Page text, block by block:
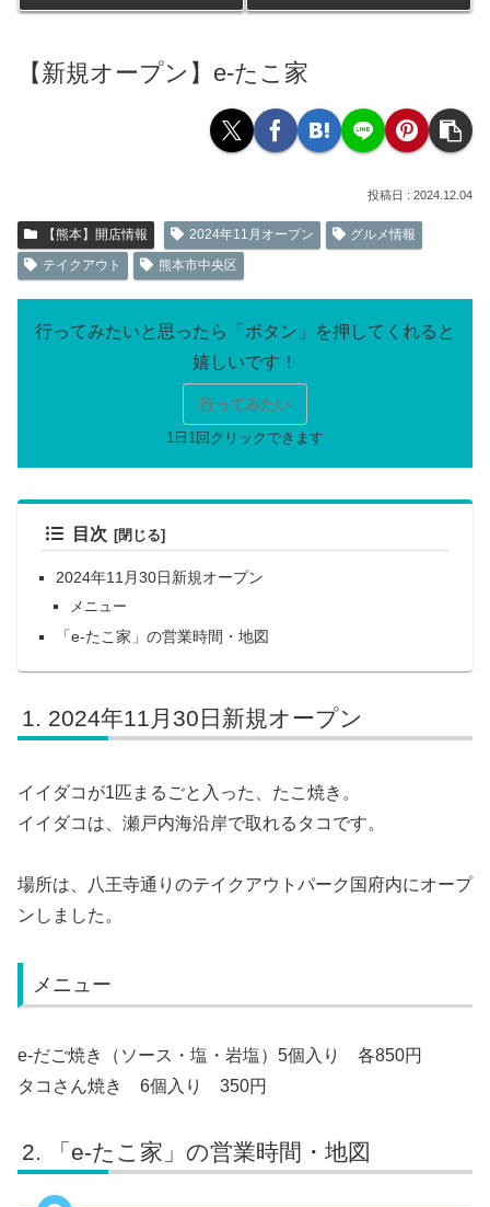
【新規オープン】e-たこ家
2024.12.04
【熊本】開店情報 2024年11月オープン
グルメ情報
テイクアウト
熊本市中央区
行ってみたい
目次
2024年11月30日新規オープン
メニュー
「e-たこ家」の営業時間・地図
2024年11月30日新規オープン
イイダコが1匹まるごと入った、たこ焼き。
イイダコは、瀬戸内海沿岸で取れるタコです。
場所は、八王寺通りのテイクアウトパーク国府内にオープ
ンしました。
メニュー
e-だご焼き（ソース・塩・岩塩）5個入り 各850円
タコさん焼き 6個入り 350円
「e-たこ家」の営業時間・地図